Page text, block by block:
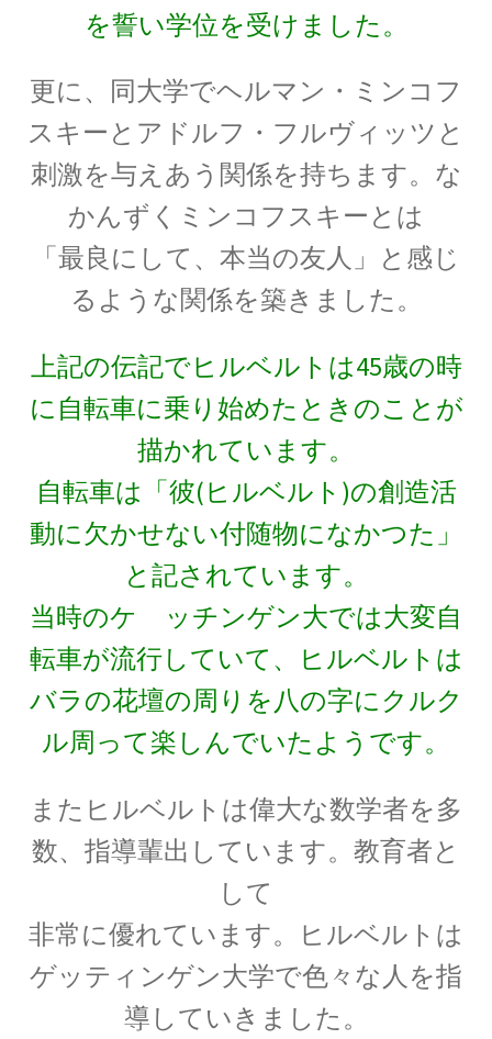
【反射熱と放射エネルギーと電気回路でそれぞ
G・オーム
【抵抗値の単位｜オームの法則：E=RI】
【星の進化を考え、また原子核反応を考えた】
J・C・マクスウェル
【場の理論をまとめ、電磁波が光速
となる事を示した】
J・F・ジョリオ＝キューリー
【アルファ線を使いリン30を実現】
J・J・サクライ
【ハーバードを首席で卒業し49歳で夭折した天
才物理学者】
J・J・トムソン
を誓い学位を受けました。
更に、同大学でヘルマン・ミンコフ
スキーとアドルフ・フルヴィッツと
刺激を与えあう関係を持ちます。な
かんずくミンコフスキーとは
「最良にして、本当の友人」と感じ
るような関係を築きました。
上記の伝記でヒルベルトは45歳の時
に自転車に乗り始めたときのことが
描かれています。
自転車は「彼(ヒルベルト)の創造活
動に欠かせない付随物になかつた」
と記されています。
当時のケ゚ッチンゲン大では大変自
転車が流行していて、ヒルベルトは
バラの花壇の周りを八の字にクルク
ル周って楽しんでいたようです。
またヒルベルトは偉大な数学者を多
数、指導輩出しています。教育者と
して
非常に優れています。ヒルベルトは
ゲッティンゲン大学で色々な人を指
導していきました。